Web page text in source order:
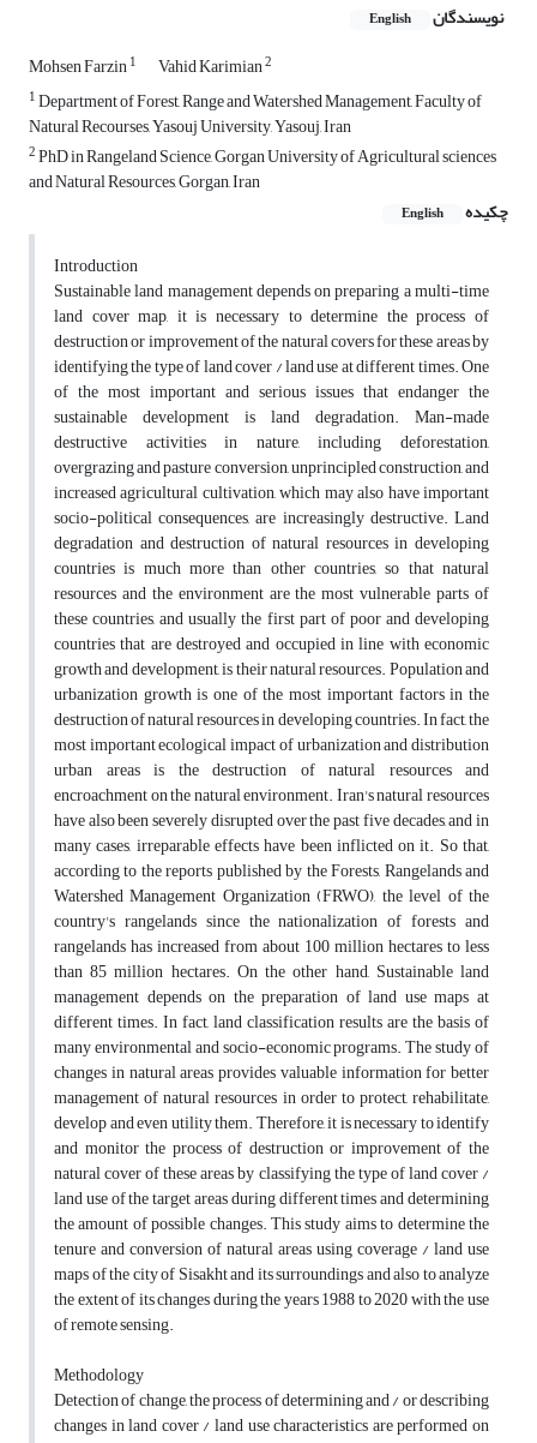
نویسندگان English
Mohsen Farzin1 Vahid Karimian2
1Department of Forest, Range and Watershed Management, Faculty of
Natural Recourses, Yasouj University, Yasouj, Iran
2PhD in Rangeland Science, Gorgan University of Agricultural sciences
and Natural Resources, Gorgan, Iran
چکیده
English
Introduction
Sustainable land management depends on preparing a multi-time
land cover map, it is necessary to determine the process of
destruction or improvement of the natural covers for these areas by
identifying the type of land cover / land use at different times. One
of the most important and serious issues that endanger the
sustainable development is land degradation. Man-made
destructive activities in nature, including deforestation,
overgrazing and pasture conversion, unprincipled construction, and
increased agricultural cultivation, which may also have important
socio-political consequences, are increasingly destructive. Land
degradation and destruction of natural resources in developing
countries is much more than other countries, so that natural
resources and the environment are the most vulnerable parts of
these countries, and usually the first part of poor and developing
countries that are destroyed and occupied in line with economic
growth and development, is their natural resources. Population and
urbanization growth is one of the most important factors in the
destruction of natural resources in developing countries. In fact, the
most important ecological impact of urbanization and distribution
urban areas is the destruction of natural resources and
encroachment on the natural environment. Iran's natural resources
have also been severely disrupted over the past five decades, and in
many cases, irreparable effects have been inflicted on it. So that,
according to the reports published by the Forests, Rangelands and
Watershed Management Organization (FRWO), the level of the
country's rangelands since the nationalization of forests and
rangelands has increased from about 100 million hectares to less
than 85 million hectares. On the other hand, Sustainable land
management depends on the preparation of land use maps at
different times. In fact, land classification results are the basis of
many environmental and socio-economic programs. The study of
changes in natural areas provides valuable information for better
management of natural resources in order to protect, rehabilitate,
develop and even utility them. Therefore, it is necessary to identify
and monitor the process of destruction or improvement of the
natural cover of these areas by classifying the type of land cover /
land use of the target areas during different times and determining
the amount of possible changes. This study aims to determine the
tenure and conversion of natural areas using coverage / land use
maps of the city of Sisakht and its surroundings and also to analyze
the extent of its changes during the years 1988 to 2020 with the use
of remote sensing.
Methodology
Detection of change, the process of determining and / or describing
changes in land cover / land use characteristics are performed on